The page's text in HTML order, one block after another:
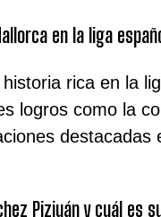
en la liga
rica en la
logros como la
destacadas
Pizjuán y cuál es